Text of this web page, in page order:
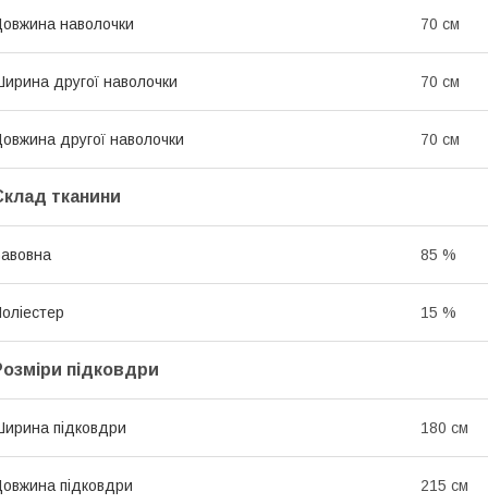
наволочки 70 см
другої наволочки 70 см
другої наволочки 70 см
тканини
85 %
15 %
підковдри
підковдри 180 см
підковдри 215 см